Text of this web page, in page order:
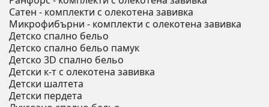
Сатен - комплекти с олекотена завивка
Микрофибърни - комплекти с олекотена завивка
Детско спално бельо
Детско спално бельо памук
Детско 3D спално бельо
Детски к-т с олекотена завивка
Детски шалтета
Детски пердета